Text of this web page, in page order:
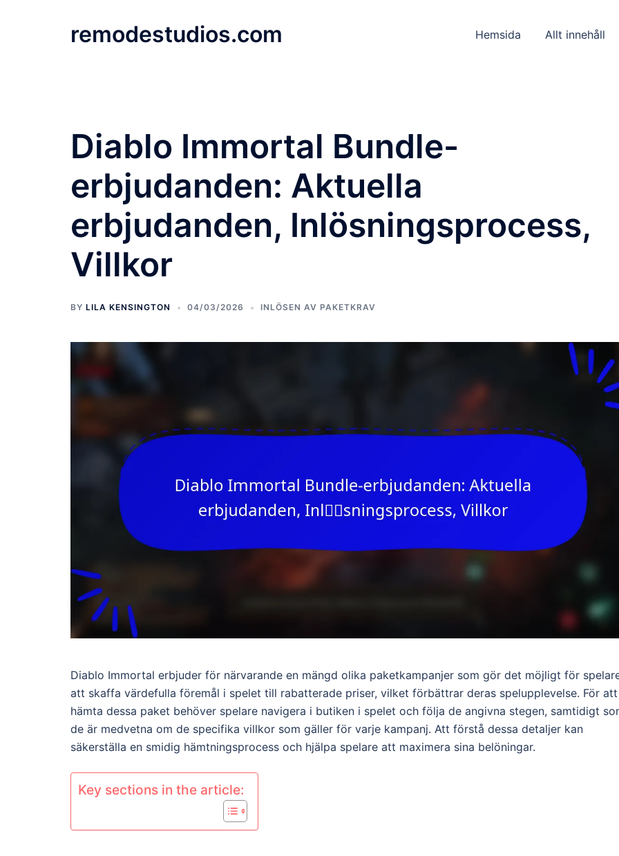
remodestudios.com Hemsida Allt innehåll
Diablo Immortal Bundle-
erbjudanden: Aktuella
erbjudanden, Inlösningsprocess,
Villkor
BY LILA KENSINGTON 04/03/2026 INLÖSEN AV PAKETKRAV
Diablo Immortal erbjuder för närvarande en mängd olika paketkampanjer som gör det möjligt för
att skaffa värdefulla föremål i spelet till rabatterade priser, vilket förbättrar deras spelupplevelse. För att
hämta dessa paket behöver spelare navigera i butiken i spelet och följa de angivna stegen, samtidigt
de är medvetna om de specifika villkor som gäller för varje kampanj. Att förstå dessa detaljer kan
säkerställa en smidig hämtningsprocess och hjälpa spelare att maximera sina belöningar.
Key sections in the article: